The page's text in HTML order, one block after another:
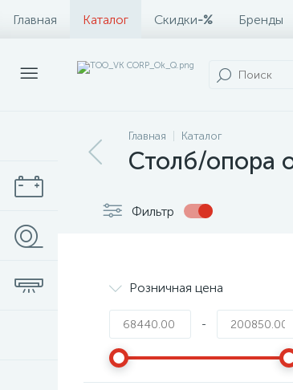
Главная Каталог Скидки-% Бренды
Главная Каталог
Столб/опора
Фильтр
Розничная цена
-